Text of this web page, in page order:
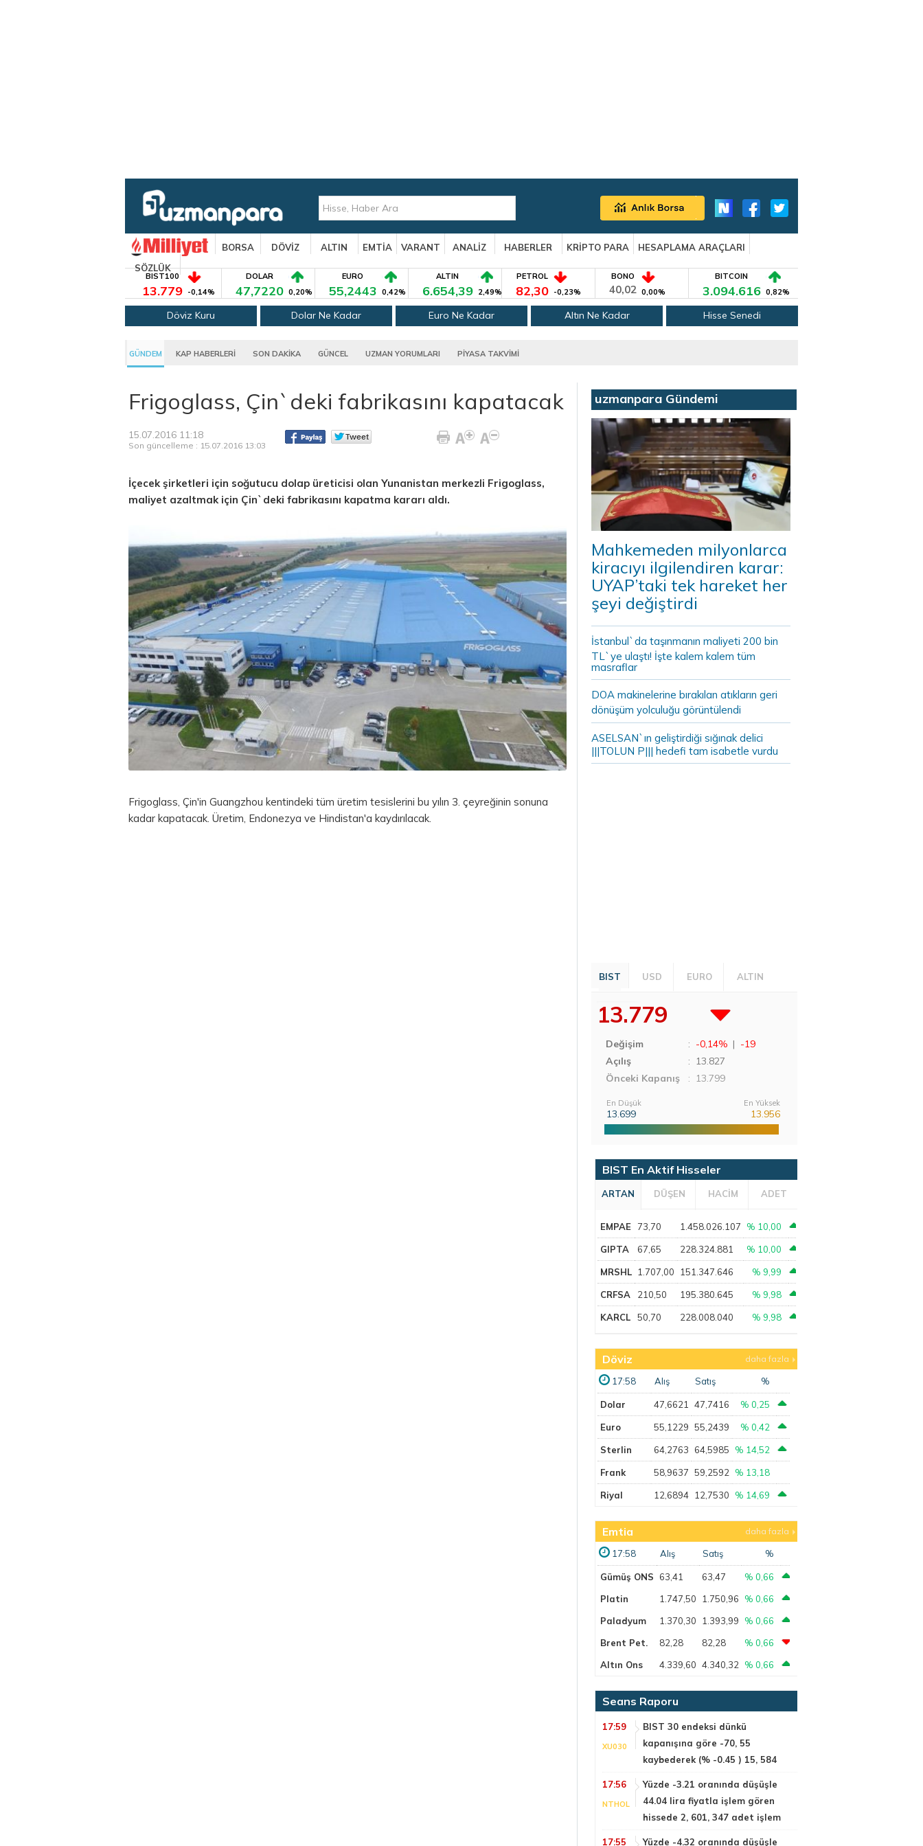
BORSA DÖVİZ ALTIN EMTİA VARANT ANALİZ HABERLER KRİPTO PARA
HESAPLAMA ARAÇLARI
SÖZLÜK
BIST100
13.779 -0,14%
DOLAR
47,7220 0,20%
EURO
55,2443 0,42%
ALTIN
6.654,39 2,49%
PETROL
82,30 -0,23%
BONO
40,02 0,00%
BITCOIN
3.094.616 0,82%
Döviz Kuru Dolar Ne Kadar Euro Ne Kadar Altın Ne Kadar Hisse Senedi
GÜNDEM KAP HABERLERİ SON DAKİKA GÜNCEL UZMAN YORUMLARI PİYASA TAKVİMİ
Frigoglass, Çin`deki fabrikasını kapatacak
15.07.2016 11:18
Son güncelleme : 15.07.2016 13:03
İçecek şirketleri için soğutucu dolap üreticisi olan Yunanistan merkezli Frigoglass,
maliyet azaltmak için Çin`deki fabrikasını kapatma kararı aldı.
Frigoglass, Çin'in Guangzhou kentindeki tüm üretim tesislerini bu yılın 3. çeyreğinin sonuna
kadar kapatacak. Üretim, Endonezya ve Hindistan'a kaydırılacak.
uzmanpara Gündemi
Mahkemeden milyonlarca
kiracıyı ilgilendiren karar:
UYAP’taki tek hareket her
şeyi değiştirdi
İstanbul`da taşınmanın maliyeti 200 bin
TL`ye ulaştı! İşte kalem kalem tüm
masraflar
DOA makinelerine bırakılan atıkların geri
dönüşüm yolculuğu görüntülendi
ASELSAN`ın geliştirdiği sığınak delici
|||TOLUN P||| hedefi tam isabetle vurdu
BIST USD EURO ALTIN
13.779
Değişim : -0,14% | -19
Açılış
: 13.827
Önceki Kapanış
: 13.799
En Düşük
13.699
En Yüksek
13.956
BIST En Aktif Hisseler
ARTAN DÜŞEN HACİM ADET
EMPAE 73,70 1.458.026.107 % 10,00
GIPTA 67,65 228.324.881 % 10,00
MRSHL 1.707,00 151.347.646 % 9,99
CRFSA 210,50 195.380.645 % 9,98
KARCL 50,70 228.008.040 % 9,98
Döviz daha fazla
17:58 Alış Satış %
Dolar 47,6621 47,7416 % 0,25
Euro 55,1229 55,2439 % 0,42
Sterlin 64,2763 64,5985 % 14,52
Frank 58,9637 59,2592 % 13,18
Riyal 12,6894 12,7530 % 14,69
Emtia daha fazla
17:58 Alış Satış %
Gümüş ONS 63,41 63,47
% 0,66
Platin
1.747,50 1.750,96
% 0,66
Paladyum
1.370,30 1.393,99
% 0,66
Brent Pet.
82,28 82,28
% 0,66
Altın Ons
4.339,60 4.340,32 % 0,66
Seans Raporu
17:59
XU030
BIST 30 endeksi dünkü
kapanışına göre -70, 55
kaybederek (% -0.45 ) 15, 584
17:56
NTHOL
Yüzde -3.21 oranında düşüşle
44.04 lira fiyatla işlem gören
hissede 2, 601, 347 adet işlem
17:55
Yüzde -4.32 oranında düşüşle